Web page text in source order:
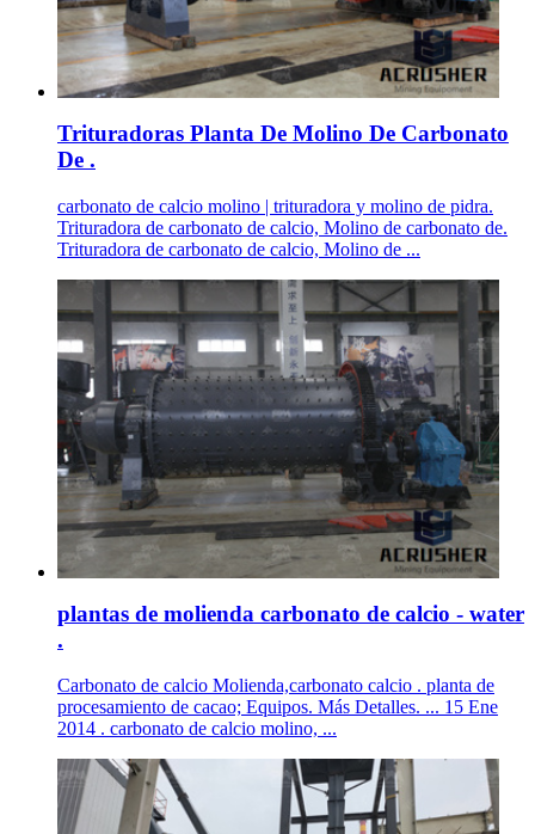
Trituradoras Planta De Molino De Carbonato
De .
carbonato de calcio molino | trituradora y molino de pidra.
Trituradora de carbonato de calcio, Molino de carbonato de.
Trituradora de carbonato de calcio, Molino de ...
plantas de molienda carbonato de calcio - water
.
Carbonato de calcio Molienda,carbonato calcio . planta de
procesamiento de cacao; Equipos. Más Detalles. ... 15 Ene
2014 . carbonato de calcio molino, ...